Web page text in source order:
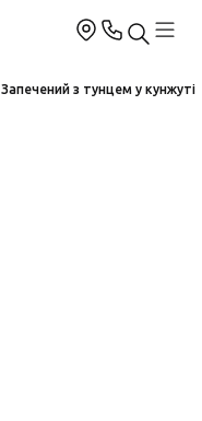
Запечений з тунцем у кунжуті